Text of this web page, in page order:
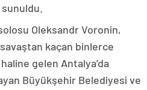
Oleksandr Voronin,
kaçan binlerce
haline gelen Antalya’da
Büyükşehir Belediyesi ve